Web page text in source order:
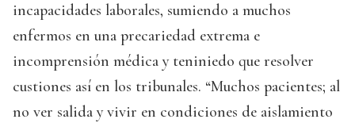
incapacidades laborales, sumiendo a muchos
enfermos en una precariedad extrema e
incomprensión médica y teniniedo que resolver
custiones así en los tribunales. “Muchos pacientes; al
no ver salida y vivir en condiciones de aislamiento